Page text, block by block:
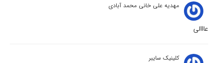
مهدیه علی خانی محمد آبادی
عااالی
کلینیک سایبر